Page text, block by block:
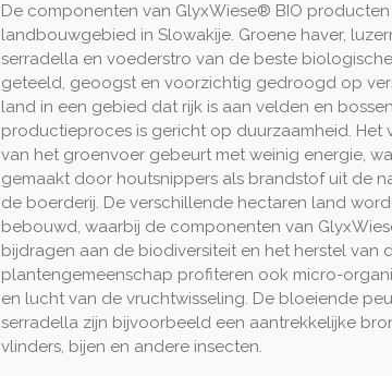
De componenten van GlyxWiese® BIO
landbouwgebied in Slowakije. Groene haver,
serradella en voederstro van de beste
geteeld, geoogst en voorzichtig gedroogd op
land in een gebied dat rijk is aan velden en
productieproces is gericht op duurzaamheid. Het
van het groenvoer gebeurt met weinig energie,
gemaakt door houtsnippers als brandstof uit de
de boerderij. De verschillende hectaren land
bebouwd, waarbij de componenten van
bijdragen aan de biodiversiteit en het herstel van
plantengemeenschap profiteren ook micro-
en lucht van de vruchtwisseling. De bloeiende
serradella zijn bijvoorbeeld een aantrekkelijke
vlinders, bijen en andere insecten.